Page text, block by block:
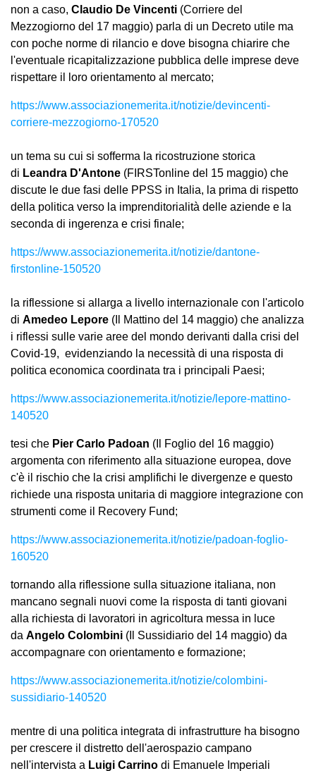
non a caso, Claudio De Vincenti (Corriere del
Mezzogiorno del 17 maggio) parla di un Decreto utile ma
con poche norme di rilancio e dove bisogna chiarire che
l'eventuale ricapitalizzazione pubblica delle imprese deve
rispettare il loro orientamento al mercato;
https://www.associazionemerita.it/notizie/devincenti-
corriere-mezzogiorno-170520
un tema su cui si sofferma la ricostruzione storica
di Leandra D'Antone (FIRSTonline del 15 maggio) che
discute le due fasi delle PPSS in Italia, la prima di rispetto
della politica verso la imprenditorialità delle aziende e la
seconda di ingerenza e crisi finale;
https://www.associazionemerita.it/notizie/dantone-
firstonline-150520
la riflessione si allarga a livello internazionale con l'articolo
di Amedeo Lepore (Il Mattino del 14 maggio) che analizza
i riflessi sulle varie aree del mondo derivanti dalla crisi del
Covid-19, evidenziando la necessità di una risposta di
politica economica coordinata tra i principali Paesi;
https://www.associazionemerita.it/notizie/lepore-mattino-
140520
tesi che Pier Carlo Padoan (Il Foglio del 16 maggio)
argomenta con riferimento alla situazione europea, dove
c'è il rischio che la crisi amplifichi le divergenze e questo
richiede una risposta unitaria di maggiore integrazione con
strumenti come il Recovery Fund;
https://www.associazionemerita.it/notizie/padoan-foglio-
160520
tornando alla riflessione sulla situazione italiana, non
mancano segnali nuovi come la risposta di tanti giovani
alla richiesta di lavoratori in agricoltura messa in luce
da Angelo Colombini (Il Sussidiario del 14 maggio) da
accompagnare con orientamento e formazione;
https://www.associazionemerita.it/notizie/colombini-
sussidiario-140520
mentre di una politica integrata di infrastrutture ha bisogno
per crescere il distretto dell'aerospazio campano
nell'intervista a Luigi Carrino di Emanuele Imperiali